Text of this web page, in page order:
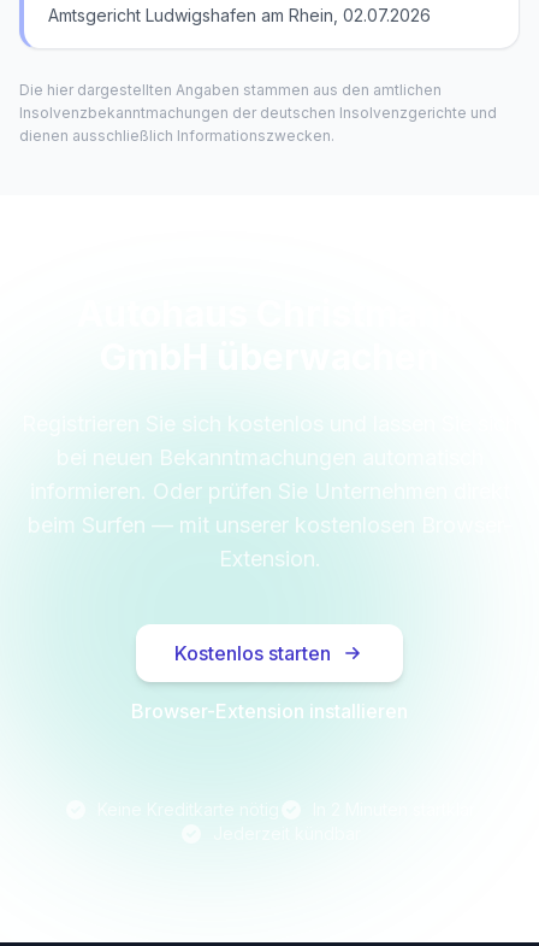
Amtsgericht Ludwigshafen am Rhein, 02.07.2026
Die hier dargestellten Angaben stammen aus den amtlichen
Insolvenzbekanntmachungen der deutschen Insolvenzgerichte und
dienen ausschließlich Informationszwecken.
Registrieren Sie sich kostenlos und lassen Sie sich
bei neuen Bekanntmachungen automatisch
informieren. Oder prüfen Sie Unternehmen direkt
beim Surfen — mit unserer kostenlosen Browser-
Extension.
Kostenlos starten
Browser-Extension installieren